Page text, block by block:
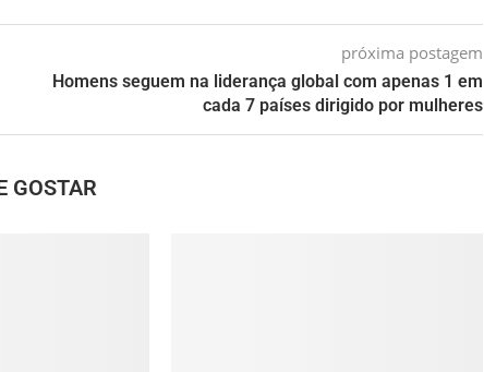
próxima postagem
Homens seguem na liderança global com apenas 1 em
cada 7 países dirigido por mulheres
GOSTAR